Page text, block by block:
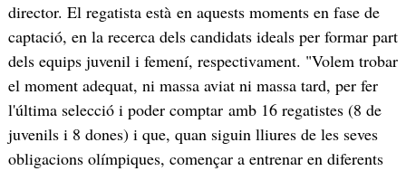
director. El regatista està en aquests moments en fase de
captació, en la recerca dels candidats ideals per formar part
dels equips juvenil i femení, respectivament. "Volem trobar
el moment adequat, ni massa aviat ni massa tard, per fer
l'última selecció i poder comptar amb 16 regatistes (8 de
juvenils i 8 dones) i que, quan siguin lliures de les seves
obligacions olímpiques, començar a entrenar en diferents